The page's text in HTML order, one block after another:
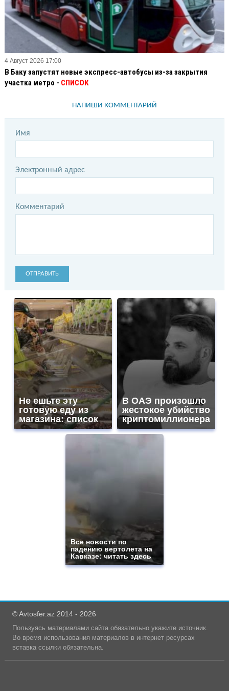
4 Август 2026 17:00
В Баку запустят новые экспресс-автобусы из-за закрытия
участка метро - СПИСОК
НАПИШИ КОММЕНТАРИЙ
Имя
Электронный адрес
Комментарий
ОТПРАВИТЬ
Не ешьте эту
готовую еду из
магазина: список
В ОАЭ произошло
жестокое убийство
криптомиллионера
Все новости по
падению вертолета на
Кавказе: читать здесь
© Avtosfer.az 2014 - 2026
Пользуясь материалами сайта обязательно укажите источник.
Во время использования материалов в интернет ресурсах
вставка ссылки обязательна.